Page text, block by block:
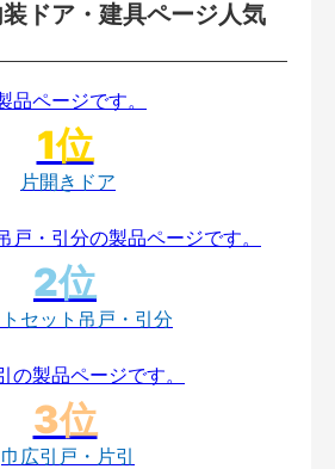
ドア・建具ページ人気
片開きドア
セット吊戸・引分
巾広引戸・片引